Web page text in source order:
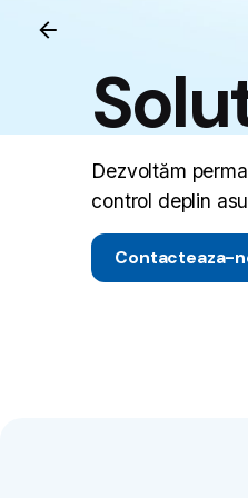
Dezvoltăm
control deplin
Contacteaza-